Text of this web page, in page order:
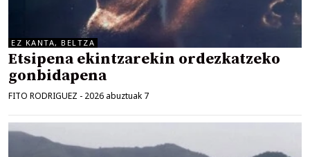
EZ KANTA, BELTZA
Etsipena ekintzarekin ordezkatzeko
gonbidapena
FITO RODRIGUEZ - 2026 abuztuak 7